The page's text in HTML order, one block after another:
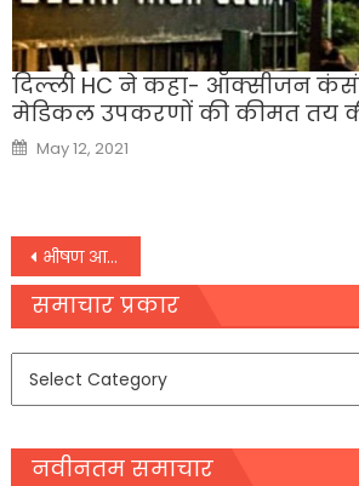
दिल्ली HC ने कहा- ऑक्सीजन
मेडिकल उपकरणों की कीमत तय
Posted
on
May 12, 2021
Post
navigation
भीषण आग की चपेट में बस्तर के जंगल, हैंडपंप के पानी से पर्यावरण बचाने की जद्दोजहद कर रहे ग्रामीण
समाचार प्रकार
समाचार
नवीनतम समाचार